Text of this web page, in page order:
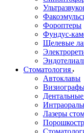
Фороптеры
Фундус-
Щелевые
Стоматология
Автоклавы
Лазеры